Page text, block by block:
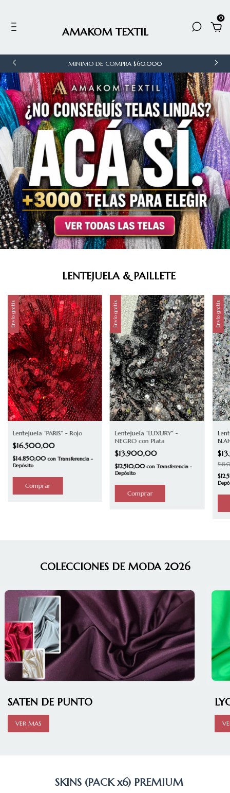
AMAKOM TEXTIL
0
MINIMO DE COMPRA $60.000
LENTEJUELA & PAILLETE
Envío gratis
Lentejuela “PARIS” - Rojo
$16.500,00
$14.850,00con Transferencia -
Depósito
Envío gratis
Lentejuela “LUXURY” -
NEGRO con Plata
$13.900,00
$12.510,00con Transferencia -
Depósito
Envío gratis
COLECCIONES DE MODA 2026
SATEN DE PUNTO
VER MAS
SKINS (PACK x6) PREMIUM